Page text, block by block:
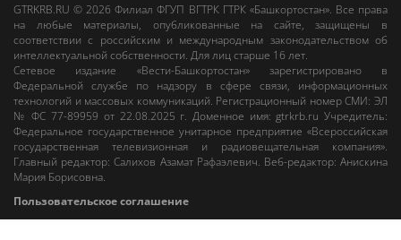
GTRKRB.RU © 2026Филиал ФГУП ВГТРК ГТРК «Башкортостан». Все права
на любые материалы, опубликованные на сайте, защищены в
соответствии с российским и международным законодательством об
интеллектуальной собственности. Для лиц старше 16 лет.
Сетевое издание «Вести-Башкортостан»зарегистрировано в
Федеральной службе по надзору в сфере связи, информационных
технологий и массовых коммуникаций. Регистрационный номер СМИ: ЭЛ
№ ФС 77-89959 от 22.08.2025 г. Доменное имя:gtrkrb.ru Учредитель:
Федеральное государственное унитарное предприятие «Всероссийская
государственная телевизионная и радиовещательная компания».
Главный редактор:Салихов Азамат Рафаэлевич. Веб-редактор:Анискина
Мария Борисовна.
Пользовательское соглашение